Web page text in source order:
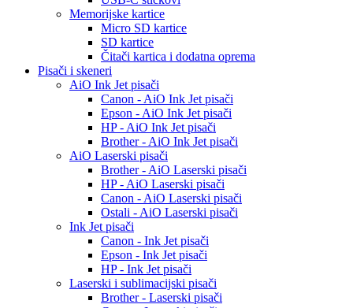
Memorijske kartice
Micro SD kartice
SD kartice
Čitači kartica i dodatna oprema
Pisači i skeneri
AiO Ink Jet pisači
Canon - AiO Ink Jet pisači
Epson - AiO Ink Jet pisači
HP - AiO Ink Jet pisači
Brother - AiO Ink Jet pisači
AiO Laserski pisači
Brother - AiO Laserski pisači
HP - AiO Laserski pisači
Canon - AiO Laserski pisači
Ostali - AiO Laserski pisači
Ink Jet pisači
Canon - Ink Jet pisači
Epson - Ink Jet pisači
HP - Ink Jet pisači
Laserski i sublimacijski pisači
Brother - Laserski pisači